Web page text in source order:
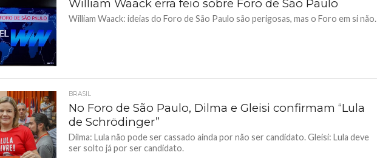
William Waack erra feio sobre Foro de São Paulo
William Waack: ideias do Foro de São Paulo são perigosas, mas o Foro em si não.
BRASIL
No Foro de São Paulo, Dilma e Gleisi confirmam “Lula
de Schrödinger”
Dilma: Lula não pode ser cassado ainda por não ser candidato. Gleisi: Lula deve
ser solto já por ser candidato.